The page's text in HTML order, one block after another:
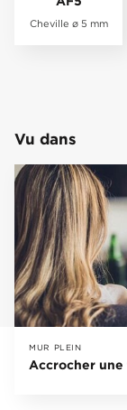
Cheville ø 5 mm
Vu dans
MUR PLEIN
Accrocher